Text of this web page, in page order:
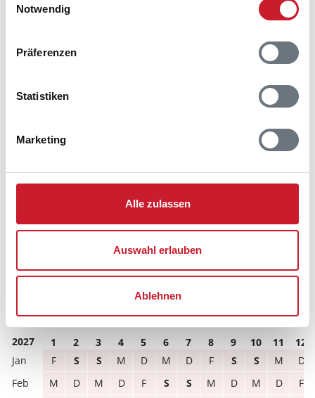
Notwendig
Präferenzen
Statistiken
Marketing
Alle zulassen
Auswahl erlauben
Ablehnen
Bitte beachten Sie, dass sich bei Änderungen des
Hausbeschreibung und/oder der Ausstattung ergeben
frei gewählter Zeitraum
2026 1 2 3 4 5 6 7 8 9 10 11
12
S
S
M D M D F S S M D M
D
S S
2027 1 2 3 4 5 6 7 8 9 10 11
12
F
S S M D M D F S S M
D
M
D M D F S S M D M D
F